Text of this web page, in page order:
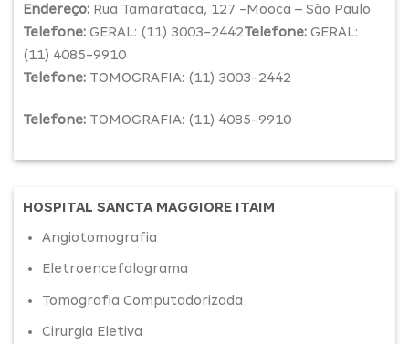
Endereço: Rua Tamarataca, 127 -Mooca – São Paulo
Telefone: GERAL: (11) 3003-2442Telefone: GERAL:
(11) 4085-9910
Telefone: TOMOGRAFIA: (11) 3003-2442
Telefone: TOMOGRAFIA: (11) 4085-9910
HOSPITAL SANCTA MAGGIORE ITAIM
Angiotomografia
Eletroencefalograma
Tomografia Computadorizada
Cirurgia Eletiva